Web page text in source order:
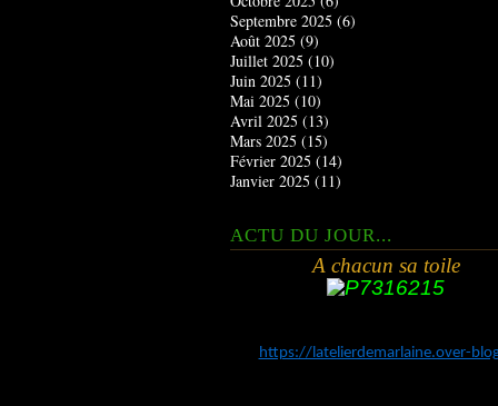
Septembre 2025 (6)
Août 2025 (9)
Juillet 2025 (10)
Juin 2025 (11)
Mai 2025 (10)
Avril 2025 (13)
Mars 2025 (15)
Février 2025 (14)
Janvier 2025 (11)
ACTU DU JOUR...
A chacun sa toile
https://latelierdemarlaine.over-